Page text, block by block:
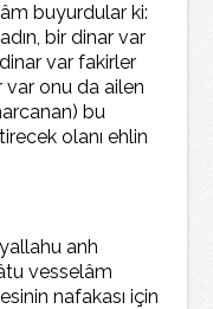
buyurdular ki:
bir dinar var
var fakirler
onu da ailen
bu
olanı ehlin
anh
vesselâm
nafakası için